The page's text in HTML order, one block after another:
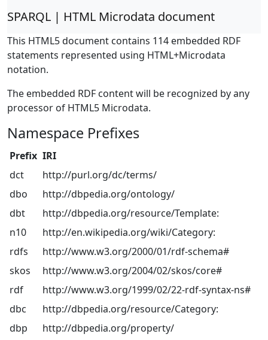
SPARQL | HTML Microdata document
This HTML5 document contains 114 embedded RDF
statements represented using HTML+Microdata
notation.
The embedded RDF content will be recognized by any
processor of HTML5 Microdata.
Namespace Prefixes
Prefix IRI
dct
http://purl.org/dc/terms/
dbo
http://dbpedia.org/ontology/
dbt
http://dbpedia.org/resource/Template:
n10
http://en.wikipedia.org/wiki/Category:
rdfs
http://www.w3.org/2000/01/rdf-schema#
skos
http://www.w3.org/2004/02/skos/core#
rdf
http://www.w3.org/1999/02/22-rdf-syntax-ns#
dbc
http://dbpedia.org/resource/Category:
dbp
http://dbpedia.org/property/